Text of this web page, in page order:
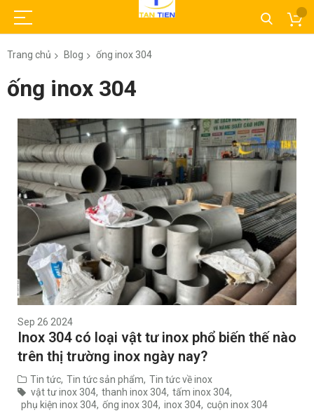
Trang chủ Blog ống inox 304
ống inox 304
Sep 26 2024
Inox 304 có loại vật tư inox phổ biến thế nào
trên thị trường inox ngày nay?
Tin tức, Tin tức sản phẩm, Tin tức về inox
vật tư inox 304, thanh inox 304, tấm inox 304,
phụ kiện inox 304, ống inox 304, inox 304, cuộn inox 304